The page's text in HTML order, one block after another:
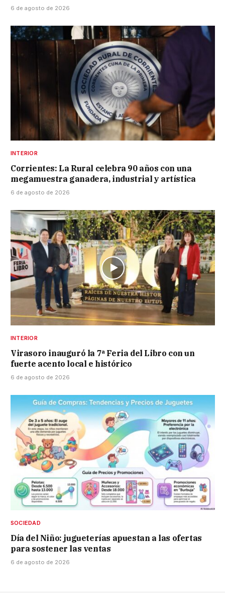
6 de agosto de 2026
INTERIOR
Corrientes: La Rural celebra 90 años con una
megamuestra ganadera, industrial y artística
6 de agosto de 2026
INTERIOR
Virasoro inauguró la 7ª Feria del Libro con un
fuerte acento local e histórico
6 de agosto de 2026
SOCIEDAD
Día del Niño: jugueterías apuestan a las ofertas
para sostener las ventas
6 de agosto de 2026